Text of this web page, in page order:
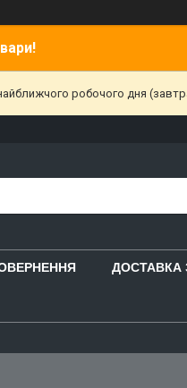
робочого дня
ДОСТАВКА